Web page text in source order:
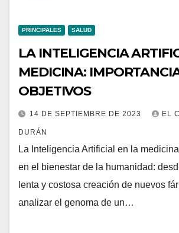
PRINCIPALES SALUD
LA INTELIGENCIA
MEDICINA:
OBJETIVOS
14 DE SEPTIEMBRE DE 2023 EL
DURÁN
La Inteligencia Artificial en la
en el bienestar de la humanidad:
lenta y costosa creación de nuevos
analizar el genoma de un…